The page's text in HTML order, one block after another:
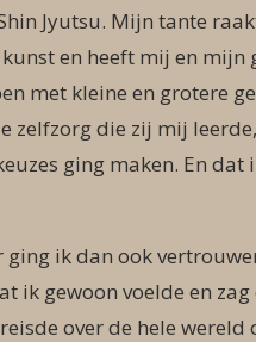
Jyutsu. Mijn tante
en heeft mij en
met kleine en grotere
zelfzorg die zij mij
ging maken. En
ging ik dan ook
ik gewoon voelde en
over de hele wereld